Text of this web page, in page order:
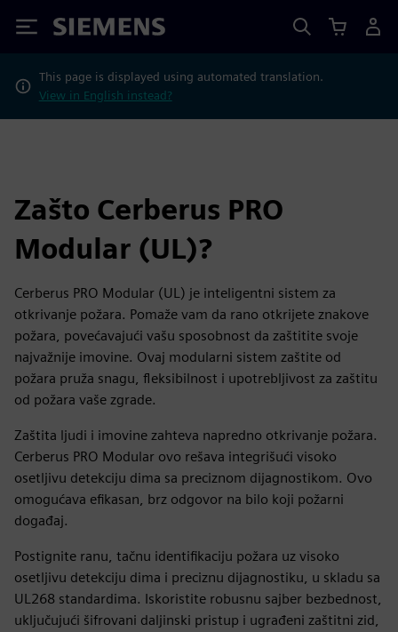
Siemens
This page is displayed using automated translation.
View in English instead?
Zašto Cerberus PRO
Modular (UL)?
Cerberus PRO Modular (UL) je inteligentni sistem za
otkrivanje požara. Pomaže vam da rano otkrijete znakove
požara, povećavajući vašu sposobnost da zaštitite svoje
najvažnije imovine. Ovaj modularni sistem zaštite od
požara pruža snagu, fleksibilnost i upotrebljivost za zaštitu
od požara vaše zgrade.
Zaštita ljudi i imovine zahteva napredno otkrivanje požara.
Cerberus PRO Modular ovo rešava integrišući visoko
osetljivu detekciju dima sa preciznom dijagnostikom. Ovo
omogućava efikasan, brz odgovor na bilo koji požarni
događaj.
Postignite ranu, tačnu identifikaciju požara uz visoko
osetljivu detekciju dima i preciznu dijagnostiku, u skladu sa
UL268 standardima. Iskoristite robusnu sajber bezbednost,
uključujući šifrovani daljinski pristup i ugrađeni zaštitni zid,